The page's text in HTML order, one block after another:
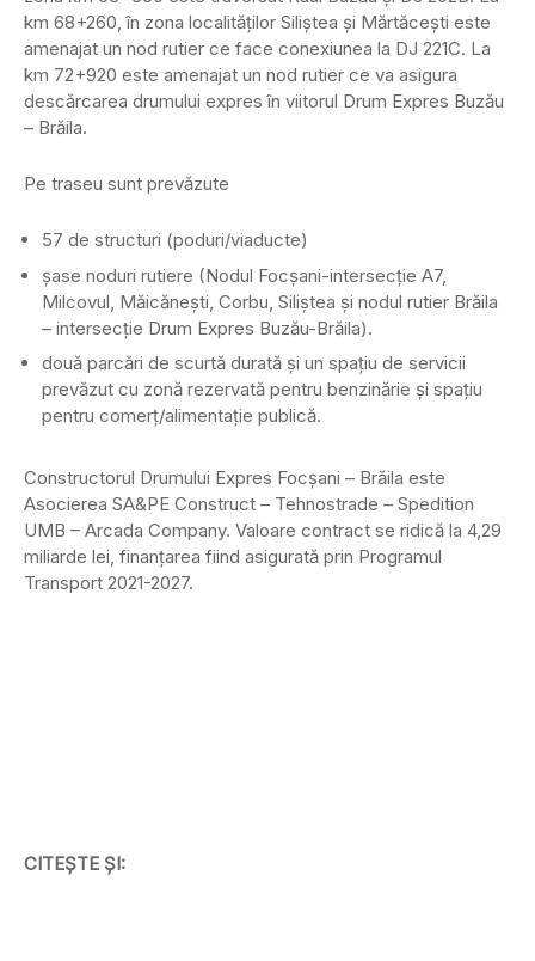
km 68+260, în zona localităților Siliștea și Mărtăcești este
amenajat un nod rutier ce face conexiunea la DJ 221C. La
km 72+920 este amenajat un nod rutier ce va asigura
descărcarea drumului expres în viitorul Drum Expres Buzău
– Brăila.
Pe traseu sunt prevăzute
57 de structuri (poduri/viaducte)
șase noduri rutiere (Nodul Focșani-intersecție A7,
Milcovul, Măicănești, Corbu, Siliștea și nodul rutier Brăila
– intersecție Drum Expres Buzău-Brăila).
două parcări de scurtă durată și un spațiu de servicii
prevăzut cu zonă rezervată pentru benzinărie și spațiu
pentru comerț/alimentație publică.
Constructorul Drumului Expres Focșani – Brăila este
Asocierea SA&PE Construct – Tehnostrade – Spedition
UMB – Arcada Company. Valoare contract se ridică la 4,29
miliarde lei, finanțarea fiind asigurată prin Programul
Transport 2021-2027.
CITEȘTE ȘI: